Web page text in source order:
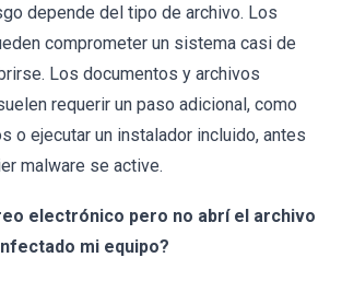
depende del tipo de archivo. Los
comprometer un sistema casi de
Los documentos y archivos
requerir un paso adicional, como
o ejecutar un instalador incluido, antes
malware se active.
electrónico pero no abrí el archivo
mi equipo?